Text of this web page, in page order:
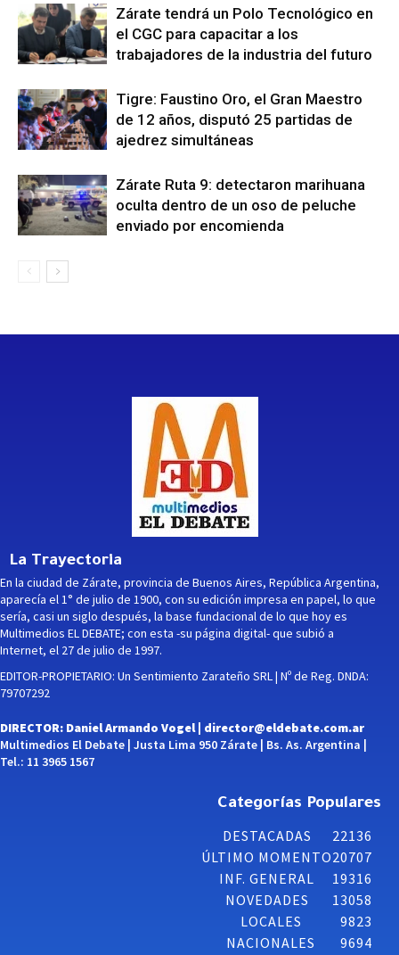
Zárate tendrá un Polo Tecnológico en
el CGC para capacitar a los
trabajadores de la industria del futuro
Tigre: Faustino Oro, el Gran Maestro
de 12 años, disputó 25 partidas de
ajedrez simultáneas
Zárate Ruta 9: detectaron marihuana
oculta dentro de un oso de peluche
enviado por encomienda
La Trayectoria
En la ciudad de Zárate, provincia de Buenos Aires, República Argentina,
aparecía el 1° de julio de 1900, con su edición impresa en papel, lo que
sería, casi un siglo después, la base fundacional de lo que hoy es
Multimedios EL DEBATE; con esta -su página digital- que subió a
Internet, el 27 de julio de 1997.
EDITOR-PROPIETARIO: Un Sentimiento Zarateño SRL | Nº de Reg. DNDA:
79707292
DIRECTOR: Daniel Armando Vogel | director@eldebate.com.ar
Multimedios El Debate | Justa Lima 950 Zárate | Bs. As. Argentina |
Tel.: 11 3965 1567
Categorías Populares
DESTACADAS
22136
ÚLTIMO MOMENTO20707
INF. GENERAL
19316
NOVEDADES
13058
LOCALES
9823
NACIONALES
9694